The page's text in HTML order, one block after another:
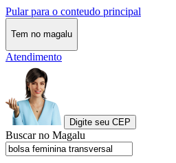
Pular para o conteudo principal
Tem no magalu
Atendimento
Digite seu CEP
Buscar no Magalu